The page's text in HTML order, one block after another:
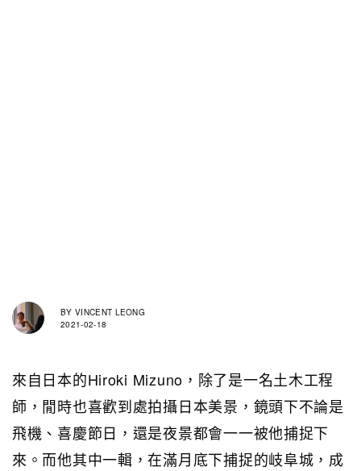
BY VINCENT LEONG
2021-02-18
來自日本的Hiroki Mizuno，除了是一名土木工程
師，閒時也喜歡到處拍攝日本美景，鏡頭下不論是
飛機、喜慶節日，還是夜景都會一一被他捕捉下
來。而他其中一輯，在滿月底下捕捉的岐阜城，成